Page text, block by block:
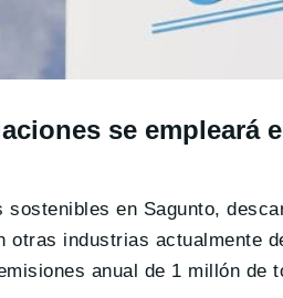
se empleará
en Sagunto,
industrias actualmente
anual de 1 millón de